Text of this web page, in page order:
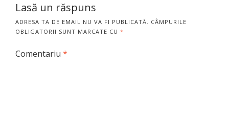
Lasă un răspuns
ADRESA TA DE EMAIL NU VA FI PUBLICATĂ. CÂMPURILE
OBLIGATORII SUNT MARCATE CU *
Comentariu *